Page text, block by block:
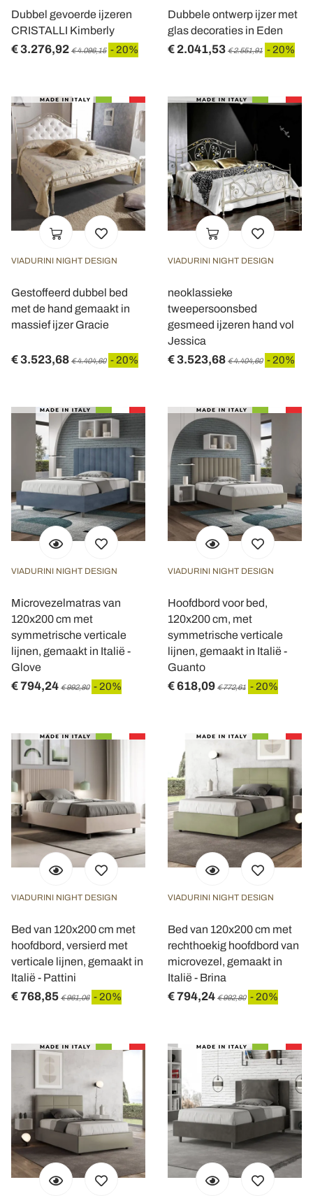
Dubbel gevoerde ijzeren
CRISTALLI Kimberly
€ 3.276,92 € 4.096,15 - 20%
Dubbele ontwerp ijzer met
glas decoraties in Eden
€ 2.041,53 € 2.551,91 - 20%
VIADURINI NIGHT DESIGN
Gestoffeerd dubbel bed
met de hand gemaakt in
massief ijzer Gracie
€ 3.523,68 € 4.404,60 - 20%
VIADURINI NIGHT DESIGN
neoklassieke
tweepersoonsbed
gesmeed ijzeren hand vol
Jessica
€ 3.523,68 € 4.404,60 - 20%
VIADURINI NIGHT DESIGN
Microvezelmatras van
120x200 cm met
symmetrische verticale
lijnen, gemaakt in Italië -
Glove
€ 794,24 € 992,80 - 20%
VIADURINI NIGHT DESIGN
Hoofdbord voor bed,
120x200 cm, met
symmetrische verticale
lijnen, gemaakt in Italië -
Guanto
€ 618,09 € 772,61 - 20%
VIADURINI NIGHT DESIGN
Bed van 120x200 cm met
hoofdbord, versierd met
verticale lijnen, gemaakt in
Italië - Pattini
€ 768,85 € 961,06 - 20%
VIADURINI NIGHT DESIGN
Bed van 120x200 cm met
rechthoekig hoofdbord van
microvezel, gemaakt in
Italië - Brina
€ 794,24 € 992,80 - 20%